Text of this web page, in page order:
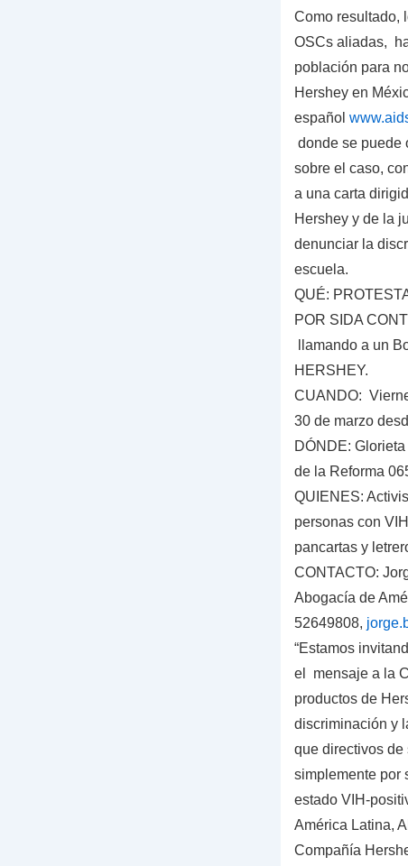
Como resultado,
OSCs aliadas,
población para
Hershey en
español
donde se puede
sobre el caso,
a una carta
Hershey y de la
denunciar la
escuela.
QUÉ:
POR SIDA
llamando a un
HERSHEY.
CUANDO:
30 de marzo
DÓNDE:
de la Reforma
QUIENES:
personas con
pancartas y
CONTACTO:
Abogacía de
52649808,
“Estamos
el mensaje a la
productos de
discriminación y
que directivos
simplemente por
estado VIH-
América Latina,
Compañía